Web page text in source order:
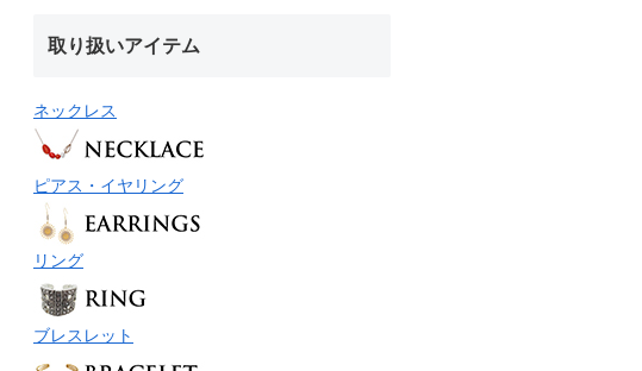
取り扱いアイテム
ネックレス
ピアス・イヤリング
リング
ブレスレット